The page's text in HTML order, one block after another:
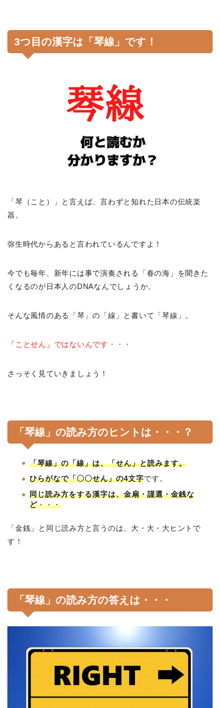
3つ目の漢字は「琴線」です！
「琴（こと）」と言えば、言わずと知れた日本の伝統楽
器。
弥生時代からあると言われているんですよ！
今でも毎年、新年には事で演奏される「春の海」を聞きた
くなるのが日本人のDNAなんでしょうか。
そんな風情のある「琴」の「線」と書いて「琴線」。
「ことせん」ではないんです・・・
さっそく見ていきましょう！
「琴線」の読み方のヒントは・・・？
「琴線」の「線」は、「せん」と読みます。
ひらがなで「〇〇せん」の4文字です。
同じ読み方をする漢字は、金扇・謹選・金銭な
ど・・・
「金銭」と同じ読み方と言うのは、大・大・大ヒントで
す！
「琴線」の読み方の答えは・・・